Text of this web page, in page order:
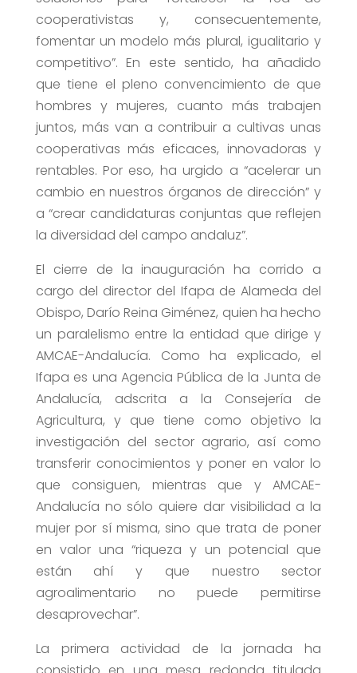
cooperativistas y, consecuentemente,
fomentar un modelo más plural, igualitario y
competitivo”. En este sentido, ha añadido
que tiene el pleno convencimiento de que
hombres y mujeres, cuanto más trabajen
juntos, más van a contribuir a cultivas unas
cooperativas más eficaces, innovadoras y
rentables. Por eso, ha urgido a “acelerar un
cambio en nuestros órganos de dirección” y
a “crear candidaturas conjuntas que reflejen
la diversidad del campo andaluz”.
El cierre de la inauguración ha corrido a
cargo del director del Ifapa de Alameda del
Obispo, Darío Reina Giménez, quien ha hecho
un paralelismo entre la entidad que dirige y
AMCAE-Andalucía. Como ha explicado, el
Ifapa es una Agencia Pública de la Junta de
Andalucía, adscrita a la Consejería de
Agricultura, y que tiene como objetivo la
investigación del sector agrario, así como
transferir conocimientos y poner en valor lo
que consiguen, mientras que y AMCAE-
Andalucía no sólo quiere dar visibilidad a la
mujer por sí misma, sino que trata de poner
en valor una “riqueza y un potencial que
están ahí y que nuestro sector
agroalimentario no puede permitirse
desaprovechar”.
La primera actividad de la jornada ha